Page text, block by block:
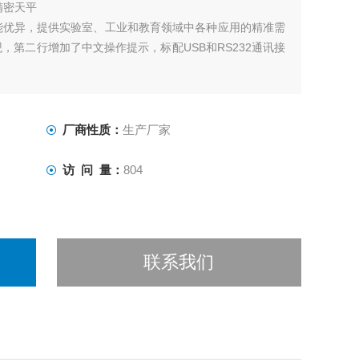
密天平
异，提供实验室、工业和教育领域中各种应用的精准需
第二行增加了中文操作提示，标配USB和RS232通讯接
厂商性质： 生产厂家
访 问 量： 804
联系我们